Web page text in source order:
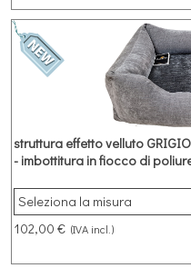
struttura effetto velluto
- imbottitura in fiocco di
Cuccia rettangolare in
CHIARO e cuscino GRIGIO
poliuretano
102,00 € (IVA incl.)